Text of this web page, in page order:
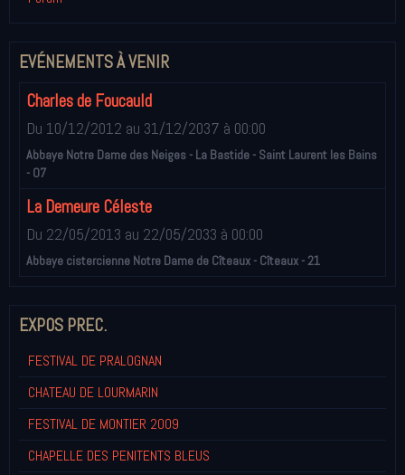
EVÉNEMENTS À VENIR
Charles de Foucauld
Du 10/12/2012 au 31/12/2037 à 00:00
Abbaye Notre Dame des Neiges - La Bastide - Saint Laurent les Bains
- 07
La Demeure Céleste
Du 22/05/2013 au 22/05/2033 à 00:00
Abbaye cistercienne Notre Dame de Cîteaux - Cîteaux - 21
EXPOS PREC.
FESTIVAL DE PRALOGNAN
CHATEAU DE LOURMARIN
FESTIVAL DE MONTIER 2009
CHAPELLE DES PENITENTS BLEUS